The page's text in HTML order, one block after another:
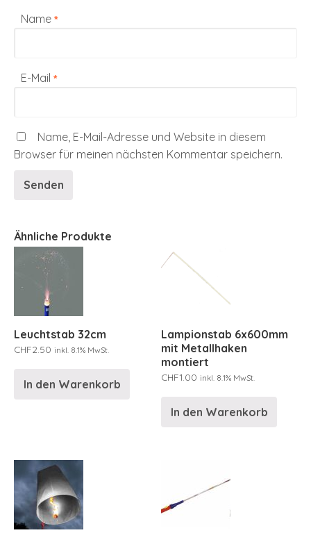
Name *
E-Mail *
Name, E-Mail-Adresse und Website in diesem
Browser für meinen nächsten Kommentar speichern.
Ähnliche Produkte
Leuchtstab 32cm
CHF2.50 inkl. 8.1% MwSt.
In den Warenkorb
Lampionstab 6x600mm
mit Metallhaken
montiert
CHF1.00 inkl. 8.1% MwSt.
In den Warenkorb